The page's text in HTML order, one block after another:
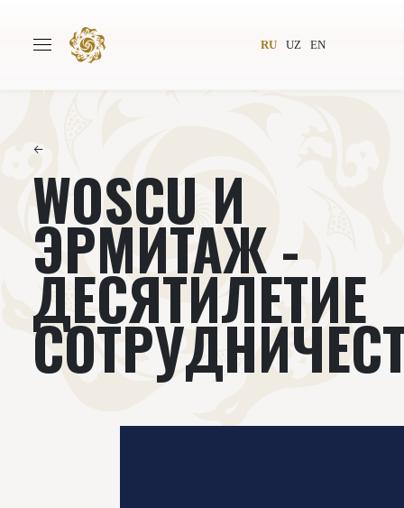
RU UZ EN
Авторы Всемирное общество
Издательство Новости
Проекты Подкасты
Книги Видеолекторий
←
WOSCU И
ЭРМИТАЖ -
ДЕСЯТИЛЕТИЕ